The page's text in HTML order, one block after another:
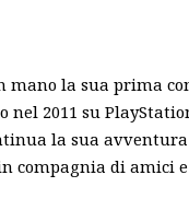
la sua prima
2011 su
la sua
compagnia di amici